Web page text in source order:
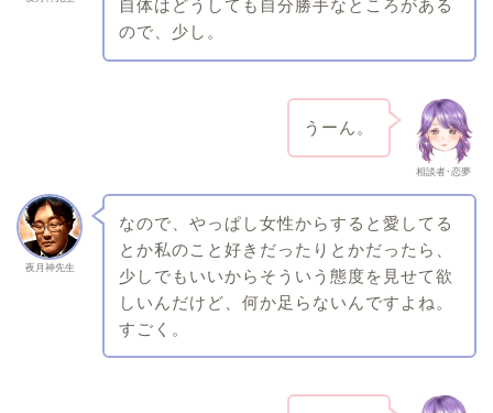
自体はどうしても自分勝手なところがある
ので、少し。
相談者･恋夢
うーん。
夜月神先生
なので、やっぱし女性からすると愛してる
とか私のこと好きだったりとかだったら、
少しでもいいからそういう態度を見せて欲
しいんだけど、何か足らないんですよね。
すごく。